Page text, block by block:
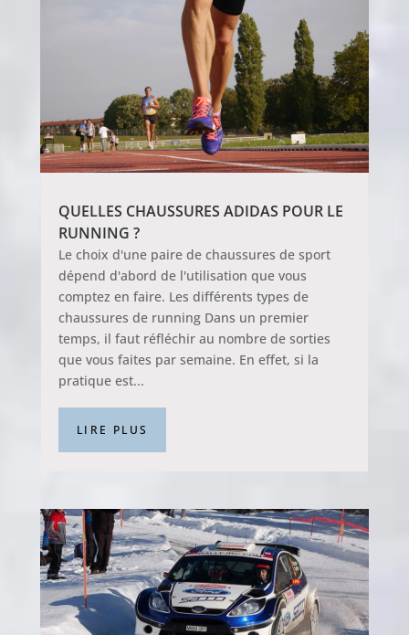
QUELLES CHAUSSURES ADIDAS POUR LE
RUNNING ?
Le choix d'une paire de chaussures de sport
dépend d'abord de l'utilisation que vous
comptez en faire. Les différents types de
chaussures de running Dans un premier
temps, il faut réfléchir au nombre de sorties
que vous faites par semaine. En effet, si la
pratique est...
LIRE PLUS